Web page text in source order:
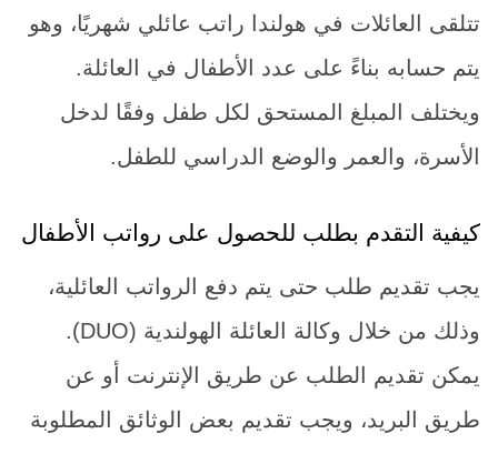
تتلقى العائلات في هولندا راتب عائلي شهريًا، وهو
يتم حسابه بناءً على عدد الأطفال في العائلة.
ويختلف المبلغ المستحق لكل طفل وفقًا لدخل
الأسرة، والعمر والوضع الدراسي للطفل.
كيفية التقدم بطلب للحصول على رواتب الأطفال
يجب تقديم طلب حتى يتم دفع الرواتب العائلية،
وذلك من خلال وكالة العائلة الهولندية (DUO).
يمكن تقديم الطلب عن طريق الإنترنت أو عن
طريق البريد، ويجب تقديم بعض الوثائق المطلوبة